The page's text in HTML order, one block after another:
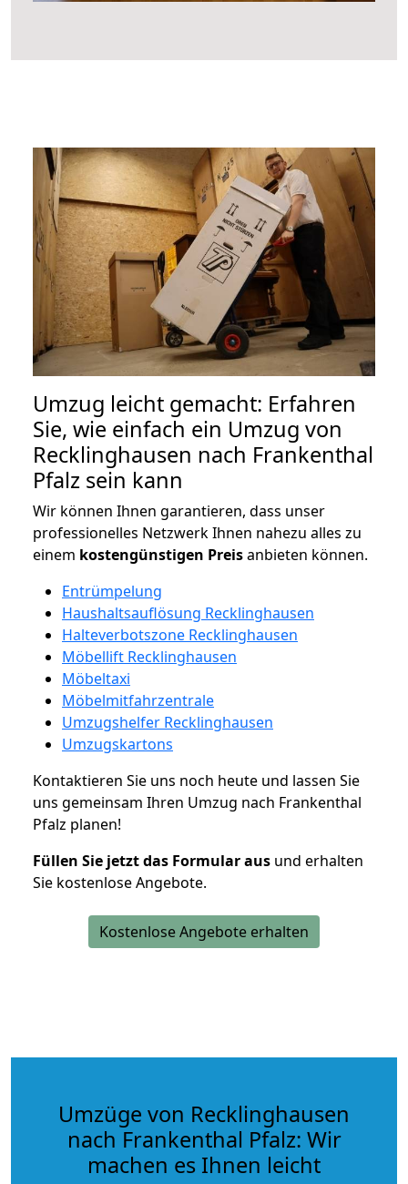
Umzug leicht gemacht: Erfahren
Sie, wie einfach ein Umzug von
Recklinghausen nach Frankenthal
Pfalz sein kann
Wir können Ihnen garantieren, dass unser
professionelles Netzwerk Ihnen nahezu alles zu
einem kostengünstigen Preisanbieten können.
Entrümpelung
Haushaltsauflösung Recklinghausen
Halteverbotszone Recklinghausen
Möbellift Recklinghausen
Möbeltaxi
Möbelmitfahrzentrale
Umzugshelfer Recklinghausen
Umzugskartons
Kontaktieren Sie uns noch heute und lassen Sie
uns gemeinsam Ihren Umzug nach Frankenthal
Pfalz planen!
Füllen Sie jetzt das Formular aus und erhalten
Sie kostenlose Angebote.
Kostenlose Angebote erhalten
Umzüge von Recklinghausen
nach Frankenthal Pfalz: Wir
machen es Ihnen leicht